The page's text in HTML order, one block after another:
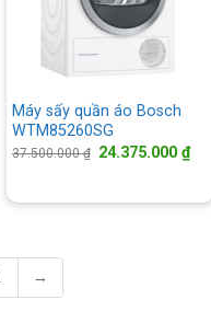
Máy sấy quần áo Bosch
WTM85260SG
37.500.000₫ Giá
24.375.000₫Giá
hiện
→